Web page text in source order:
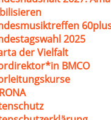
2025
der Vielfalt
BMCO